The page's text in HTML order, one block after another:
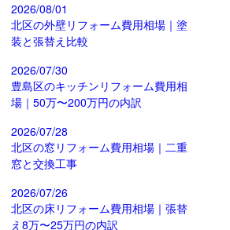
2026/08/01
北区の外壁リフォーム費用相場｜塗
装と張替え比較
2026/07/30
豊島区のキッチンリフォーム費用相
場｜50万〜200万円の内訳
2026/07/28
北区の窓リフォーム費用相場｜二重
窓と交換工事
2026/07/26
北区の床リフォーム費用相場｜張替
え8万〜25万円の内訳